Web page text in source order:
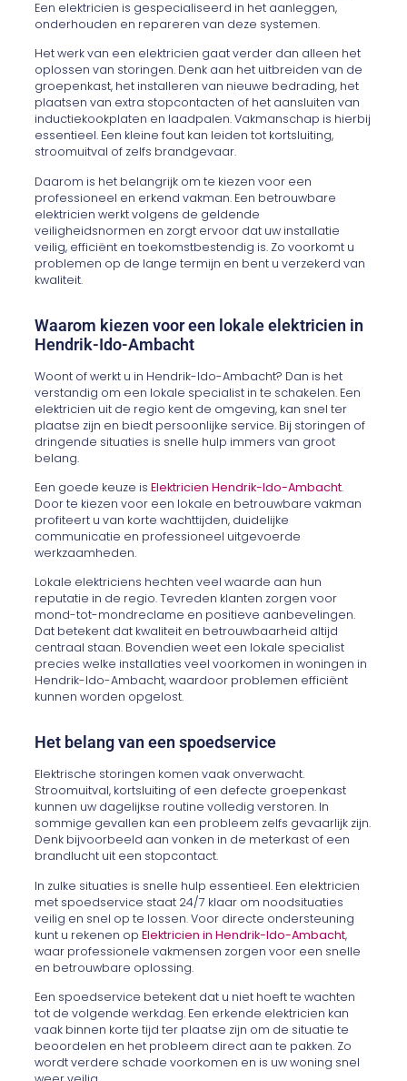
Een elektricien is gespecialiseerd in het aanleggen,
onderhouden en repareren van deze systemen.
Het werk van een elektricien gaat verder dan alleen het
oplossen van storingen. Denk aan het uitbreiden van de
groepenkast, het installeren van nieuwe bedrading, het
plaatsen van extra stopcontacten of het aansluiten van
inductiekookplaten en laadpalen. Vakmanschap is hierbij
essentieel. Een kleine fout kan leiden tot kortsluiting,
stroomuitval of zelfs brandgevaar.
Daarom is het belangrijk om te kiezen voor een
professioneel en erkend vakman. Een betrouwbare
elektricien werkt volgens de geldende
veiligheidsnormen en zorgt ervoor dat uw installatie
veilig, efficiënt en toekomstbestendig is. Zo voorkomt u
problemen op de lange termijn en bent u verzekerd van
kwaliteit.
Waarom kiezen voor een lokale elektricien in
Hendrik-Ido-Ambacht
Woont of werkt u in Hendrik-Ido-Ambacht? Dan is het
verstandig om een lokale specialist in te schakelen. Een
elektricien uit de regio kent de omgeving, kan snel ter
plaatse zijn en biedt persoonlijke service. Bij storingen of
dringende situaties is snelle hulp immers van groot
belang.
Een goede keuze isElektricien Hendrik-Ido-Ambacht.
Door te kiezen voor een lokale en betrouwbare vakman
profiteert u van korte wachttijden, duidelijke
communicatie en professioneel uitgevoerde
werkzaamheden.
Lokale elektriciens hechten veel waarde aan hun
reputatie in de regio. Tevreden klanten zorgen voor
mond-tot-mondreclame en positieve aanbevelingen.
Dat betekent dat kwaliteit en betrouwbaarheid altijd
centraal staan. Bovendien weet een lokale specialist
precies welke installaties veel voorkomen in woningen in
Hendrik-Ido-Ambacht, waardoor problemen efficiënt
kunnen worden opgelost.
Het belang van een spoedservice
Elektrische storingen komen vaak onverwacht.
Stroomuitval, kortsluiting of een defecte groepenkast
kunnen uw dagelijkse routine volledig verstoren. In
sommige gevallen kan een probleem zelfs gevaarlijk zijn.
Denk bijvoorbeeld aan vonken in de meterkast of een
brandlucht uit een stopcontact.
In zulke situaties is snelle hulp essentieel. Een elektricien
met spoedservice staat 24/7 klaar om noodsituaties
veilig en snel op te lossen. Voor directe ondersteuning
kunt u rekenen opElektricien in Hendrik-Ido-Ambacht,
waar professionele vakmensen zorgen voor een snelle
en betrouwbare oplossing.
Een spoedservice betekent dat u niet hoeft te wachten
tot de volgende werkdag. Een erkende elektricien kan
vaak binnen korte tijd ter plaatse zijn om de situatie te
beoordelen en het probleem direct aan te pakken. Zo
wordt verdere schade voorkomen en is uw woning snel